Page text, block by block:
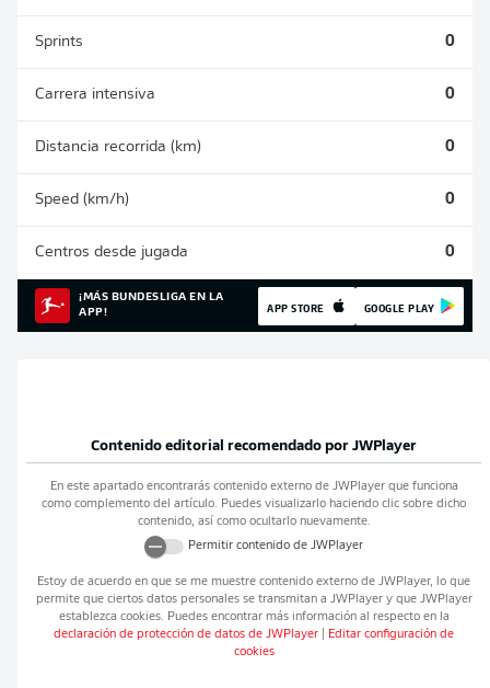
Sprints 0
Carrera intensiva 0
Distancia recorrida (km) 0
Speed (km/h) 0
Centros desde jugada 0
¡MÁS BUNDESLIGA EN LA
APP!
APP STORE GOOGLE PLAY
Contenido editorial recomendado por JWPlayer
En este apartado encontrarás contenido externo de JWPlayerque funciona
como complemento del artículo. Puedes visualizarlo haciendo clic sobre dicho
contenido, así como ocultarlo nuevamente.
Permitir contenido de JWPlayer
Estoy de acuerdo en que se me muestre contenido externo de JWPlayer, lo que
permite que ciertos datos personales se transmitan a JWPlayery que JWPlayer
establezca cookies. Puedes encontrar más información al respecto en la
declaración de protección de datos de JWPlayer
Editar configuración de
cookies